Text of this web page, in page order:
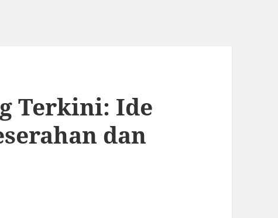
Terkini: Ide
dan